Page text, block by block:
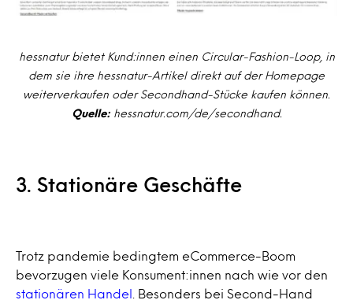
hessnatur bietet Kund:innen einen Circular-Fashion-Loop, in
dem sie ihre hessnatur-Artikel direkt auf der Homepage
weiterverkaufen oder Secondhand-Stücke kaufen können.
Quelle: hessnatur.com/de/secondhand.
3. Stationäre Geschäfte
Trotz pandemie bedingtem eCommerce-Boom
bevorzugen viele Konsument:innen nach wie vor den
stationären Handel
. Besonders bei Second-Hand